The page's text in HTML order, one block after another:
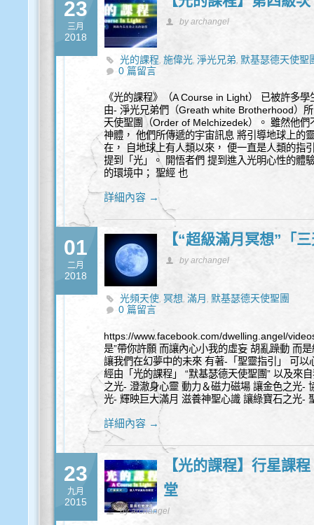
23
三月
2018
by archangel
光的課程,施偉光,淨光兄弟, 默基瑟德天使聖
0 篇留言
《光的課程》（A Course in Light） 已被許多
由- 淨光兄弟們（Greath white Brotherhood）
天使聖團（Order of Melchizedek）。 雖然他
神體， 他們所傳遞的宇宙訊息 將引導地球上的
在， 自地球上有人類以來， 便一直是人類的指
提到「光」。 開悟者們 提到進入光明心性的體
的環境中； 聖經 也
詳細內容 →
01
二月
2018
【“超級滿月冥想”「
by archangel
光頻天使,冥想,滿月 , 默基瑟德天使聖團
0 篇留言
https://www.facebook.com/dwelling.angel/
是”帶你許願 而讓內心小我的虛妄 胡亂躁動 而
讓我們在幻夢中的未來 有著-「聖靈指引」 可
經由「光的課程」 “默基瑟德天使聖團” 以及來
之光- 澄澈身心靈 動力＆磁力磁場 讓金色之光-
光- 輝映巨大滿月 滋養神聖心識 讓綠寶石之光-
詳細內容 →
23
九月
2015
【光的課程】行星課
堂
by archangel